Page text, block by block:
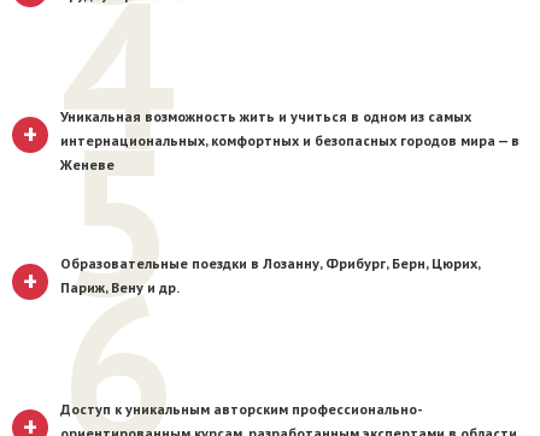
4
5
+
Уникальная возможность жить и учиться в одном из самых
интернациональных, комфортных и безопасных городов мира — в
Женеве
6
+
Образовательные поездки в Лозанну, Фрибург, Берн, Цюрих,
Париж, Вену и др.
+
Доступ к уникальным авторским профессионально-